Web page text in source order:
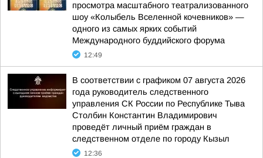
просмотра масштабного театрализованного
шоу «Колыбель Вселенной кочевников» —
одного из самых ярких событий
Международного буддийского форума
12:49
В соответствии с графиком 07 августа 2026
года руководитель следственного
управления СК России по Республике Тыва
Столбин Константин Владимирович
проведёт личный приём граждан в
следственном отделе по городу Кызыл
12:36